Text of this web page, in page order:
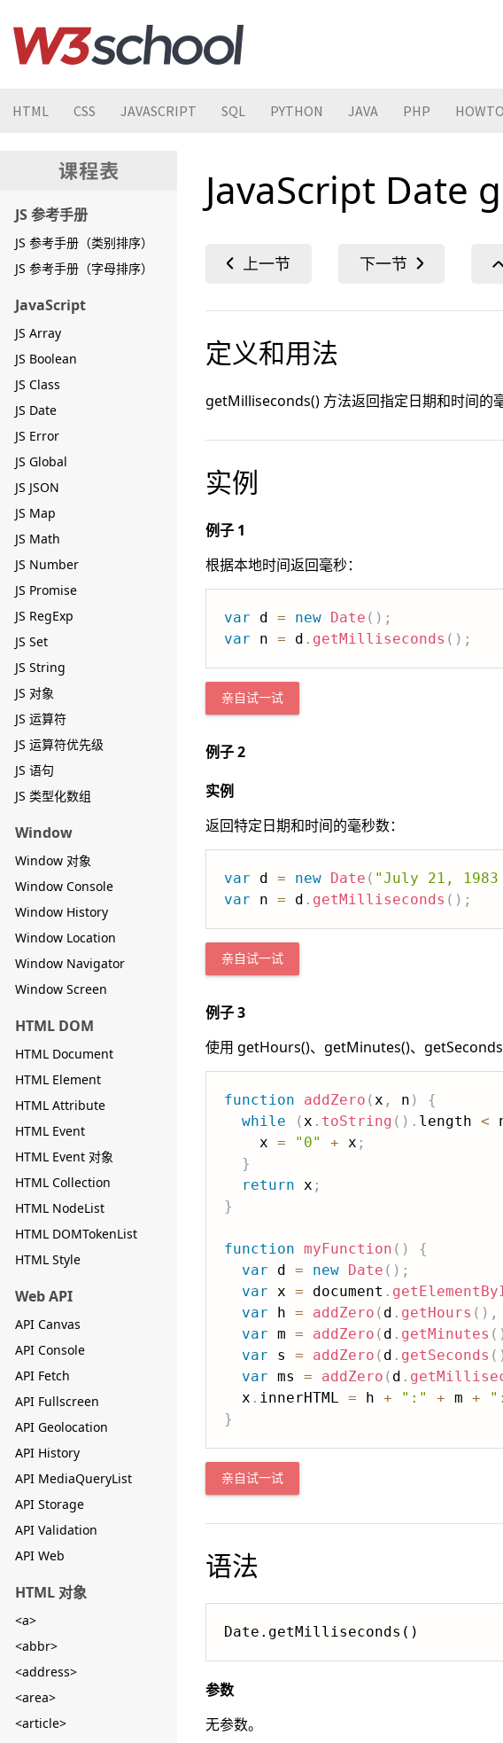
HTML CSS JAVASCRIPT SQL PYTHON JAVA PHP HOWTO
JS 参考手册
JS 参考手册（类别排序）
JS 参考手册（字母排序）
JavaScript
JS Array
JS Boolean
JS Class
JS Date
JS Error
JS Global
JS JSON
JS Map
JS Math
JS Number
JS Promise
JS RegExp
JS Set
JS String
JS 对象
JS 运算符
JS 运算符优先级
JS 语句
JS 类型化数组
Window
Window 对象
Window Console
Window History
Window Location
Window Navigator
Window Screen
HTML DOM
HTML Document
HTML Element
HTML Attribute
HTML Event
HTML Event 对象
HTML Collection
HTML NodeList
HTML DOMTokenList
HTML Style
Web API
API Canvas
API Console
API Fetch
API Fullscreen
API Geolocation
API History
API MediaQueryList
API Storage
API Validation
API Web
HTML 对象
<a>
<abbr>
<address>
<area>
<article>
JavaScript Date
定义和用法
getMilliseconds() 方法返回指定日期和时间的
实例
例子 1
根据本地时间返回毫秒：
var d = new Date ( ) ;
var n = d . getMilliseconds ( ) ;
亲自试一试
例子 2
实例
返回特定日期和时间的毫秒数：
var d = new Date ( "July 21, 1983
var n = d . getMilliseconds ( ) ;
亲自试一试
例子 3
使用 getHours()、getMinutes()、
function addZero (x , n )
{
while
(x . toString ( ) . length <
    x
= "0" + x ;
}
return x ;
}
function myFunction ( )
{
var d = new Date ( ) ;
var x = document .
var h = addZero ( d . getHours ( ) ,
var m = addZero ( d . getMinutes (
var s = addZero ( d . getSeconds (
var ms = addZero ( d .
  x
. innerHTML = h + ":" + m +
}
亲自试一试
语法
Date.getMilliseconds()
参数
无参数。